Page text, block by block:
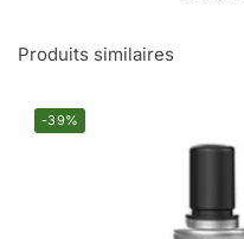
Produits similaires
-39%